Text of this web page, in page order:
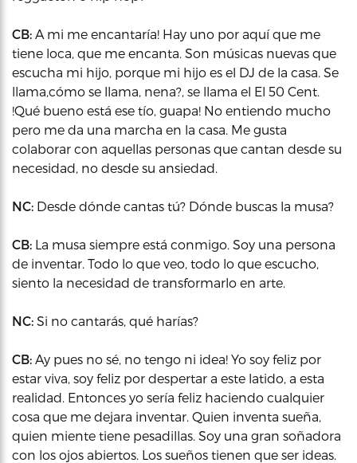
CB: A mi me encantaría! Hay uno por aquí que me
tiene loca, que me encanta. Son músicas nuevas que
escucha mi hijo, porque mi hijo es el DJ de la casa. Se
llama,cómo se llama, nena?, se llama el El 50 Cent.
!Qué bueno está ese tío, guapa! No entiendo mucho
pero me da una marcha en la casa. Me gusta
colaborar con aquellas personas que cantan desde su
necesidad, no desde su ansiedad.
NC: Desde dónde cantas tú? Dónde buscas la musa?
CB: La musa siempre está conmigo. Soy una persona
de inventar. Todo lo que veo, todo lo que escucho,
siento la necesidad de transformarlo en arte.
NC: Si no cantarás, qué harías?
CB: Ay pues no sé, no tengo ni idea! Yo soy feliz por
estar viva, soy feliz por despertar a este latido, a esta
realidad. Entonces yo sería feliz haciendo cualquier
cosa que me dejara inventar. Quien inventa sueña,
quien miente tiene pesadillas. Soy una gran soñadora
con los ojos abiertos. Los sueños tienen que ser ideas.